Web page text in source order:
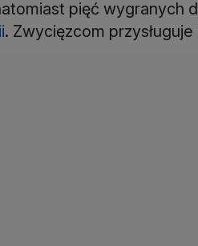
pięć wygranych
. Zwycięzcom